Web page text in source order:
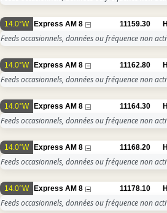
14.0°W Express AM 8 11159.30 H
Feeds occasionnels, données ou fréquence non
14.0°W Express AM 8 11162.80 H
Feeds occasionnels, données ou fréquence non
14.0°W Express AM 8 11164.30 H
Feeds occasionnels, données ou fréquence non
14.0°W Express AM 8 11168.20 H
Feeds occasionnels, données ou fréquence non
14.0°W Express AM 8 11178.10 H
Feeds occasionnels, données ou fréquence non